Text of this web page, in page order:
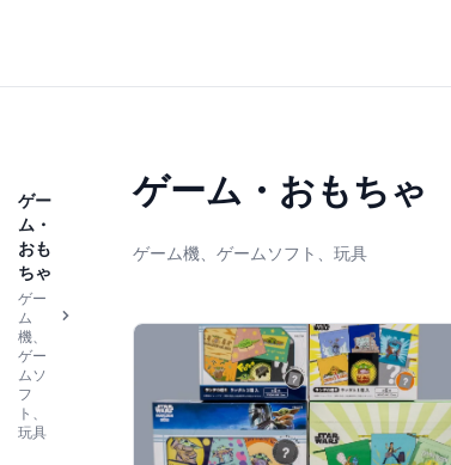
ゲー
ム・
おも
ちゃ
ゲー
ム
機、
ゲー
ムソ
フ
ト、
玩具
ゲーム・おもちゃ
ゲーム機、ゲームソフト、玩具